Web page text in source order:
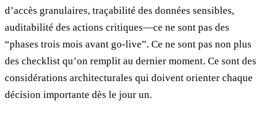
d’accès granulaires, traçabilité des données sensibles,
auditabilité des actions critiques—ce ne sont pas des
“phases trois mois avant go-live”. Ce ne sont pas non plus
des checklist qu’on remplit au dernier moment. Ce sont des
considérations architecturales qui doivent orienter chaque
décision importante dès le jour un.